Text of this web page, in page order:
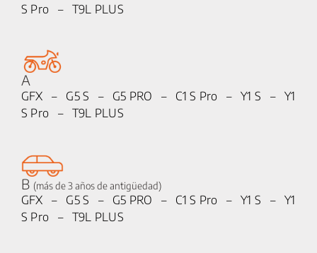
MOTOCICLETAS
S Pro – T9L PLUS
A
GFX – G5 S – G5 PRO – C1 S Pro – Y1 S – Y1
S Pro – T9L PLUS
B (más de 3 años de antigüedad)
GFX – G5 S – G5 PRO – C1 S Pro – Y1 S – Y1
S Pro – T9L PLUS